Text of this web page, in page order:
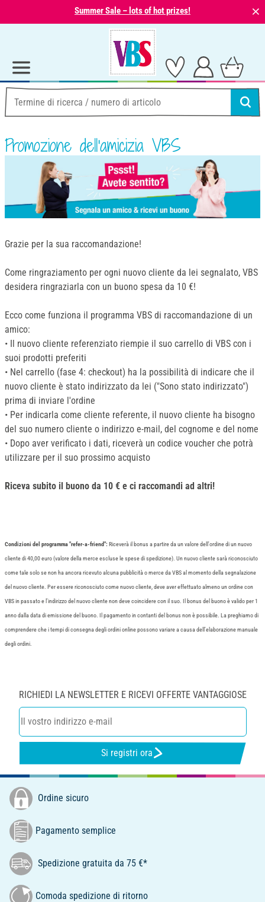
Summer Sale – lots of hot prizes! ⨯
Promozione dell'amicizia VBS
Grazie per la sua raccomandazione!
Come ringraziamento per ogni nuovo cliente da lei segnalato, VBS
desidera ringraziarla con un buono spesa da 10 €!
Ecco come funziona il programma VBS di raccomandazione di un
amico:
• Il nuovo cliente referenziato riempie il suo carrello di VBS con i
suoi prodotti preferiti
• Nel carrello (fase 4: checkout) ha la possibilità di indicare che il
nuovo cliente è stato indirizzato da lei ("Sono stato indirizzato")
prima di inviare l'ordine
• Per indicarla come cliente referente, il nuovo cliente ha bisogno
del suo numero cliente o indirizzo e-mail, del cognome e del nome
• Dopo aver verificato i dati, riceverà un codice voucher che potrà
utilizzare per il suo prossimo acquisto
Riceva subito il buono da 10 € e ci raccomandi ad altri!
Condizioni del programma "refer-a-friend": Riceverà il bonus a partire da un valore dell'ordine di un nuovo
cliente di 40,00 euro (valore della merce escluse le spese di spedizione). Un nuovo cliente sarà riconosciuto
come tale solo se non ha ancora ricevuto alcuna pubblicità o merce da VBS al momento della segnalazione
del nuovo cliente. Per essere riconosciuto come nuovo cliente, deve aver effettuato almeno un ordine con
VBS in passato e l'indirizzo del nuovo cliente non deve coincidere con il suo. Il bonus del buono è valido per 1
anno dalla data di emissione del buono. Il pagamento in contanti del bonus non è possibile. La preghiamo di
comprendere che i tempi di consegna degli ordini online possono variare a causa dell'elaborazione manuale
degli ordini.
RICHIEDI LA NEWSLETTER E RICEVI OFFERTE VANTAGGIOSE
Si registri ora
Ordine sicuro
Pagamento semplice
Spedizione gratuita da 75 €*
Comoda spedizione di ritorno